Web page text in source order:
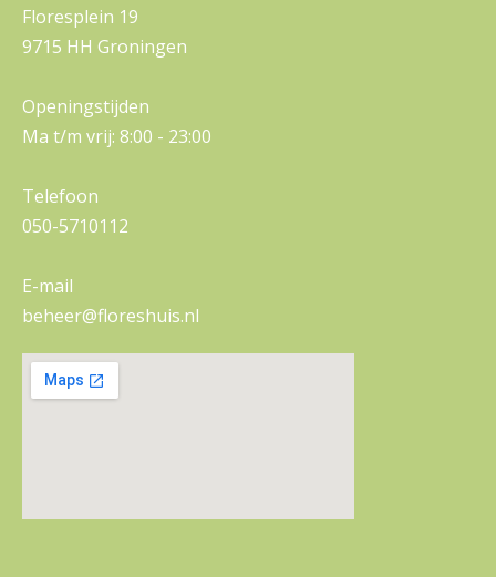
Floresplein 19
9715 HH Groningen
Openingstijden
Ma t/m vrij: 8:00 - 23:00
Telefoon
050-5710112
E-mail
beheer@floreshuis.nl